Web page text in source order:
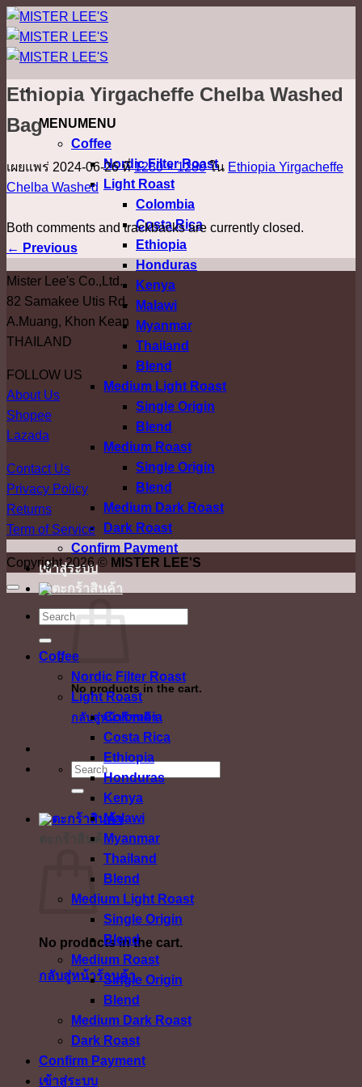
ข้าม
ไป
ยัง
เนื้อหา
MENU MENU
Coffee
Nordic Filter Roast
Light Roast
Colombia
Costa Rica
Ethiopia
Honduras
Kenya
Malawi
Myanmar
Thailand
Blend
Medium Light Roast
Single Origin
Blend
Medium Roast
Single Origin
Blend
Medium Dark Roast
Dark Roast
Confirm Payment
เข้าสู่ระบบ
No products in the cart.
กลับสู่หน้าร้านค้า
ค้นหา:
ตะกร้าสินค้า
No products in the cart.
กลับสู่หน้าร้านค้า
Ethiopia Yirgacheffe Chelba Washed
Bag
เผยแพร่ 2024-06-26ที่1280 × 1280ใน Ethiopia Yirgacheffe
Chelba Washed
Both comments and trackbacks are currently closed.
← Previous
Mister Lee's Co.,Ltd.
82 Samakee Utis Rd.
A.Muang, Khon Kean
THAILAND
FOLLOW US
About Us
Shopee
Lazada
Contact Us
Privacy Policy
Returns
Term of Service
Copyright 2026 © MISTER LEE'S
ค้นหา:
Coffee
Nordic Filter Roast
Light Roast
Colombia
Costa Rica
Ethiopia
Honduras
Kenya
Malawi
Myanmar
Thailand
Blend
Medium Light Roast
Single Origin
Blend
Medium Roast
Single Origin
Blend
Medium Dark Roast
Dark Roast
Confirm Payment
เข้าสู่ระบบ